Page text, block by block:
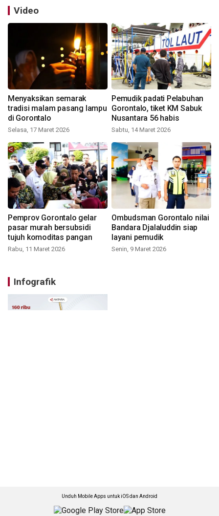
Video
Menyaksikan semarak
tradisi malam pasang lampu
di Gorontalo
Selasa, 17 Maret 2026
Pemudik padati Pelabuhan
Gorontalo, tiket KM Sabuk
Nusantara 56 habis
Sabtu, 14 Maret 2026
Pemprov Gorontalo gelar
pasar murah bersubsidi
tujuh komoditas pangan
Rabu, 11 Maret 2026
Ombudsman Gorontalo nilai
Bandara Djalaluddin siap
layani pemudik
Senin, 9 Maret 2026
Infografik
Unduh Mobile Apps untuk iOS dan Android